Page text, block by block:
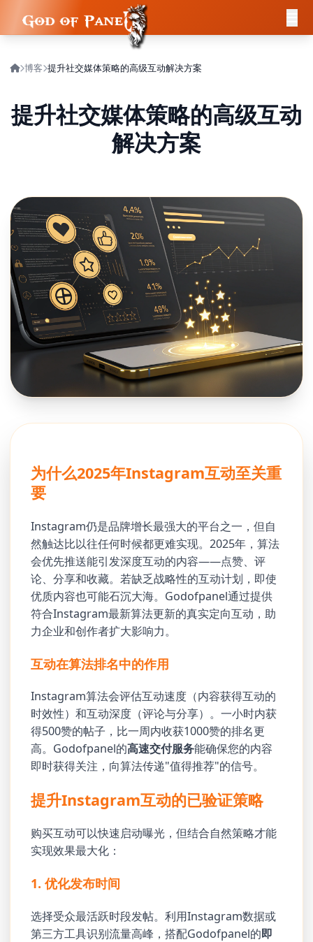
博客 提升社交媒体策略的高级互动解决方案
提升社交媒体策略的高级互动
解决方案
为什么2025年Instagram互动至关重
要
Instagram仍是品牌增长最强大的平台之一，但自
然触达比以往任何时候都更难实现。2025年，算法
会优先推送能引发深度互动的内容——点赞、评
论、分享和收藏。若缺乏战略性的互动计划，即使
优质内容也可能石沉大海。Godofpanel通过提供
符合Instagram最新算法更新的真实定向互动，助
力企业和创作者扩大影响力。
互动在算法排名中的作用
Instagram算法会评估互动速度（内容获得互动的
时效性）和互动深度（评论与分享）。一小时内获
得500赞的帖子，比一周内收获1000赞的排名更
高。Godofpanel的高速交付服务能确保您的内容
即时获得关注，向算法传递"值得推荐"的信号。
提升Instagram互动的已验证策略
购买互动可以快速启动曝光，但结合自然策略才能
实现效果最大化：
1. 优化发布时间
选择受众最活跃时段发帖。利用Instagram数据或
第三方工具识别流量高峰，搭配Godofpanel的即